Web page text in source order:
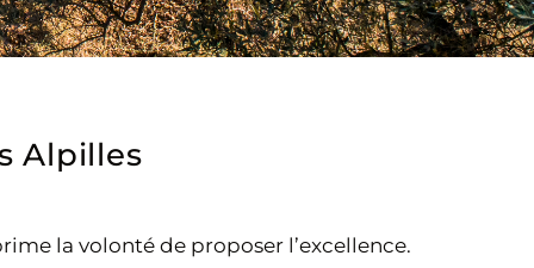
Alpilles
la volonté de proposer l’excellence.